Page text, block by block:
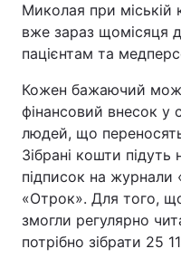
Миколая при міській
вже зараз щомісяця
пацієнтам та
Кожен бажаючий
фінансовий внесок у
людей, що переносять
Зібрані кошти підуть
підписок на журнали
«Отрок». Для того,
змогли регулярно
потрібно зібрати 25